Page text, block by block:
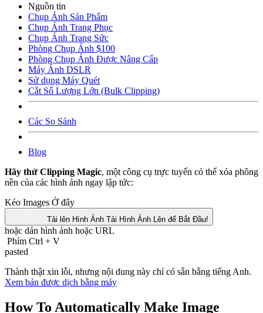
Nguồn tin
Chụp Ảnh Sản Phẩm
Chụp Ảnh Trang Phục
Chụp Ảnh Trang Sức
Phòng Chụp Ảnh $100
Phòng Chụp Ảnh Được Nâng Cấp
Máy Ảnh DSLR
Sử dụng Máy Quét
Cắt Số Lượng Lớn (Bulk Clipping)
Các So Sánh
Blog
Hãy thử Clipping Magic, một công cụ trực tuyến có thể xóa phông
nền của các hình ảnh ngay lập tức:
Kéo Images Ở đây
Tải lên Hình Ảnh Tải Hình Ảnh Lên để Bắt Đầu!
hoặc dán hình ảnh hoặc URL
Phím Ctrl + V
pasted
Thành thật xin lỗi, nhưng nội dung này chỉ có sẵn bằng tiếng Anh.
Xem bản được dịch bằng máy
How To Automatically Make Image